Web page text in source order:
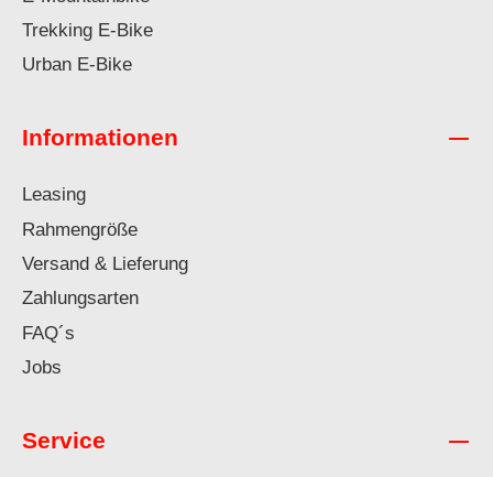
Trekking E-Bike
Urban E-Bike
Informationen
Leasing
Rahmengröße
Versand & Lieferung
Zahlungsarten
FAQ´s
Jobs
Service